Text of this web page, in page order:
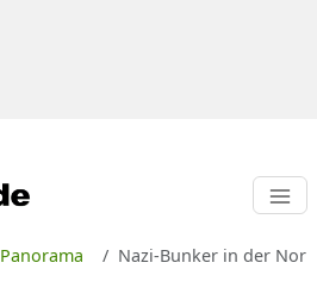
Panorama Nazi-Bunker in der